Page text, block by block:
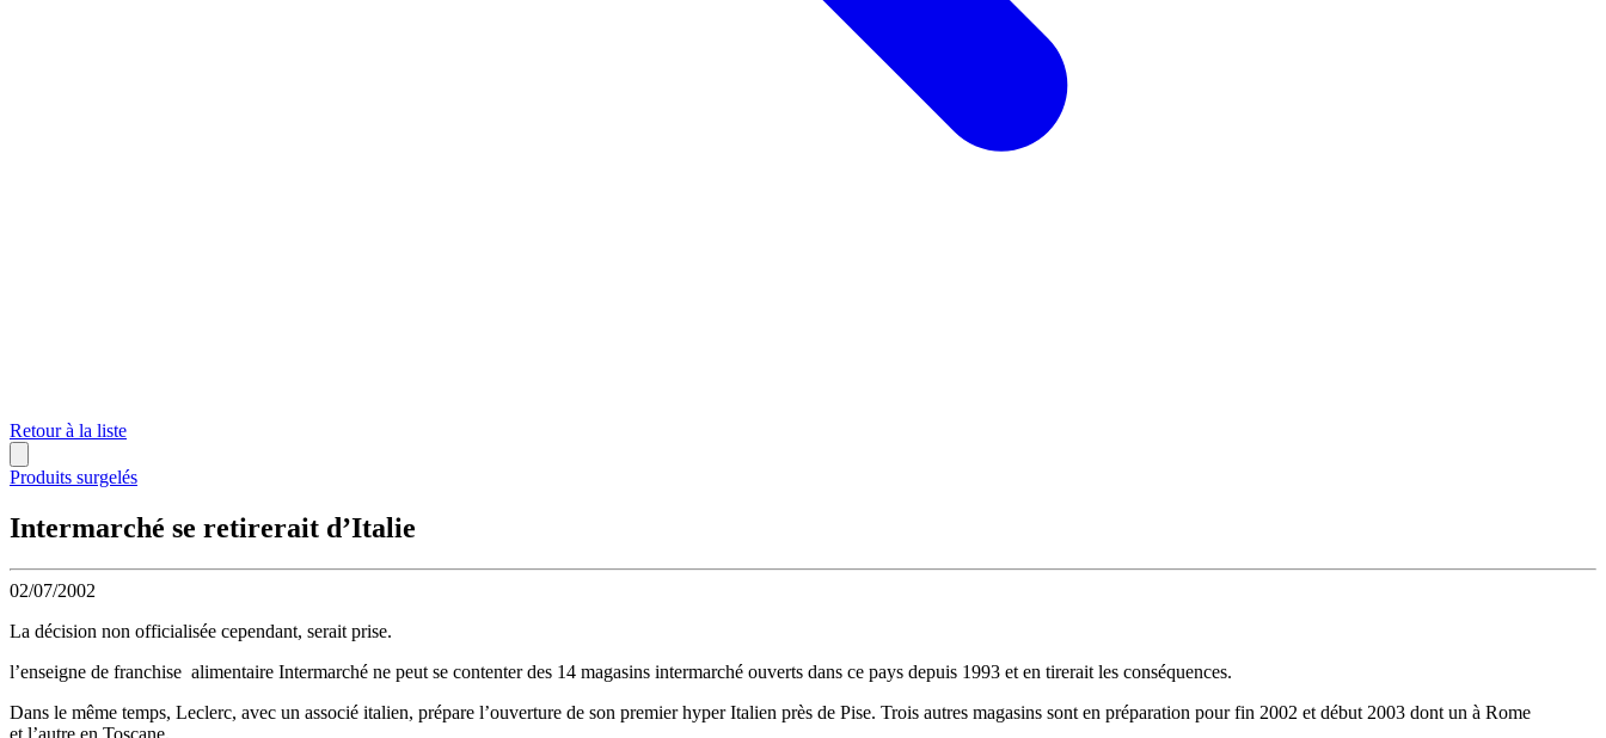
Retour à la liste
Produits surgelés
Intermarché se retirerait d’Italie
02/07/2002
La décision non officialisée cependant, serait prise.
l’enseigne de franchise alimentaire Intermarché ne peut se contenter des 14 magasins intermarché ouverts dans ce pays depuis 1993 et en tirerait les conséquences.
Dans le même temps, Leclerc, avec un associé italien, prépare l’ouverture de son premier hyper Italien près de Pise. Trois autres magasins sont en préparation pour fin 2002 et début 2003 dont un à Rome
et l’autre en Toscane.